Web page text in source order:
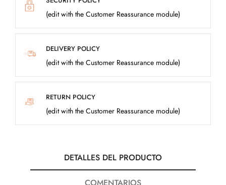
(edit with the Customer Reassurance module)
DELIVERY POLICY
(edit with the Customer Reassurance module)
RETURN POLICY
(edit with the Customer Reassurance module)
DETALLES DEL PRODUCTO